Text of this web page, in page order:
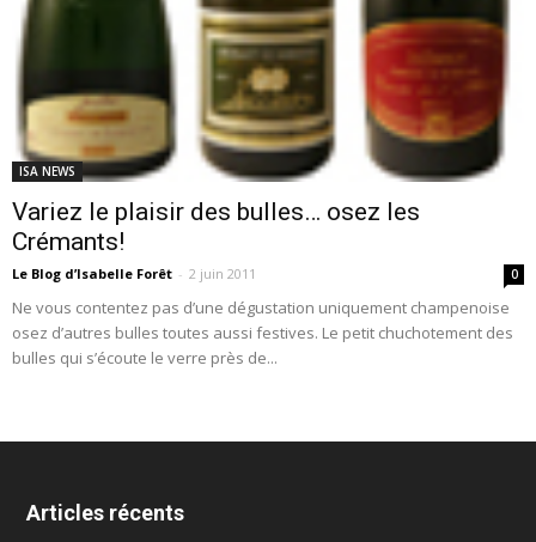
ISA NEWS
Variez le plaisir des bulles… osez les
Crémants!
Le Blog d’Isabelle Forêt - 2 juin 2011 0
Ne vous contentez pas d’une dégustation uniquement champenoise
osez d’autres bulles toutes aussi festives. Le petit chuchotement des
bulles qui s’écoute le verre près de...
Articles récents